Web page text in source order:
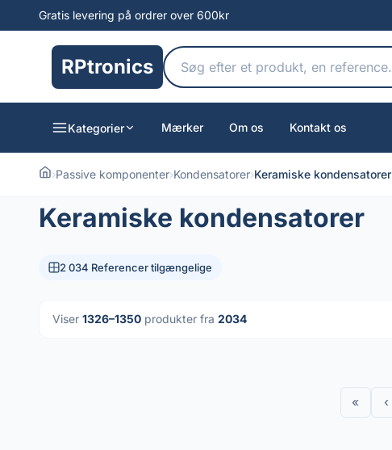
Gratis levering på ordrer over 600kr
RPtronics
Kategorier Mærker Om os Kontakt os
›Passive komponenter›Kondensatorer›Keramiske kondensatorer
Keramiske kondensatorer
2 034 Referencer tilgængelige
Viser 1326–1350 produkter fra 2034
« ‹